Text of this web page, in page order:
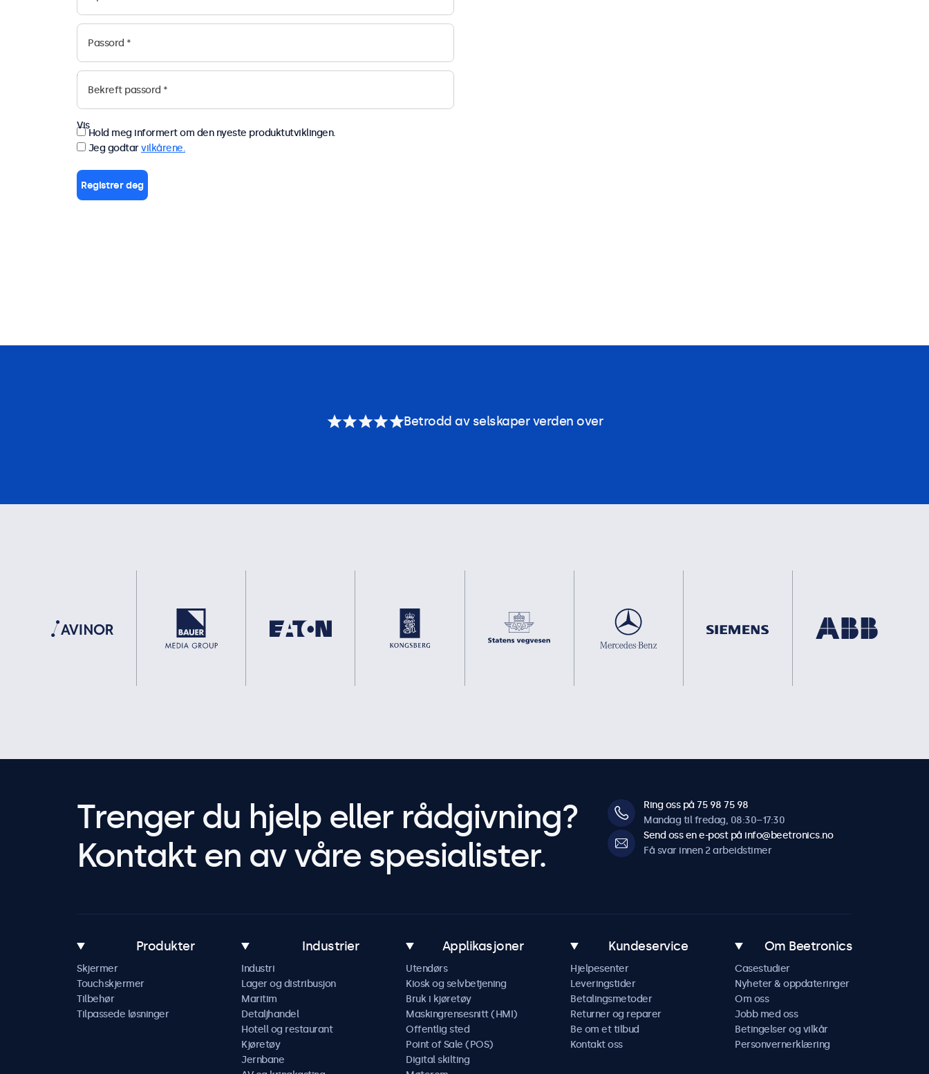
Vis
Vis
Hold meg informert om den nyeste produktutviklingen.
Jeg godtarvilkårene.
Betrodd av selskaper verden over
Trenger du hjelp eller rådgivning?
Kontakt en av våre spesialister.
Ring oss på 75 98 75 98
Mandag til fredag, 08:30–17:30
Send oss en e-post på info@beetronics.no
Få svar innen 2 arbeidstimer
Produkter
Skjermer
Touchskjermer
Tilbehør
Tilpassede løsninger
Industrier
Industri
Lager og distribusjon
Maritim
Detaljhandel
Hotell og restaurant
Kjøretøy
Jernbane
Applikasjoner
Utendørs
Kiosk og selvbetjening
Bruk i kjøretøy
Maskingrensesnitt (HMI)
Offentlig sted
Point of Sale (POS)
Digital skilting
Kundeservice
Hjelpesenter
Leveringstider
Betalingsmetoder
Returner og reparer
Be om et tilbud
Kontakt oss
Om Beetronics
Casestudier
Nyheter & oppdateringer
Om oss
Jobb med oss
Betingelser og vilkår
Personvernerklæring